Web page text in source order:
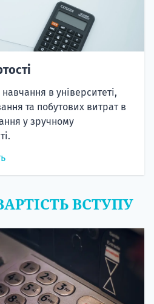
в університеті,
та побутових витрат в
у зручному
ВСТУПУ